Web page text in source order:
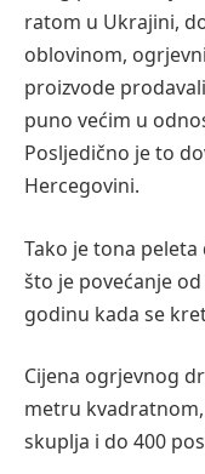
ratom u Ukrajini,
oblovinom,
proizvode
puno većim u
Posljedično je to
Hercegovini.
Tako je tona
što je povećanje
godinu kada se
Cijena ogrjevnog
metru
skuplja i do 400